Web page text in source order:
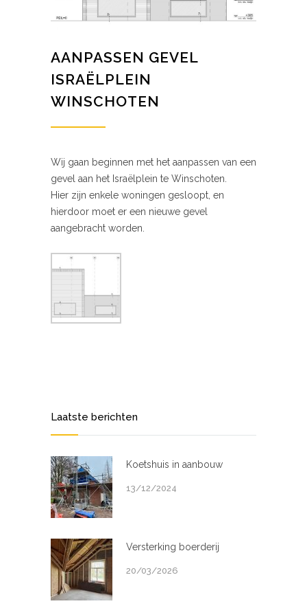
AANPASSEN GEVEL
ISRAËLPLEIN
WINSCHOTEN
Wij gaan beginnen met het aanpassen van een
gevel aan het Israëlplein te Winschoten.
Hier zijn enkele woningen gesloopt, en
hierdoor moet er een nieuwe gevel
aangebracht worden.
Laatste berichten
Koetshuis in aanbouw
13/12/2024
Versterking boerderij
20/03/2026